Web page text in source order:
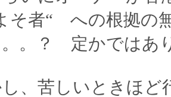
そ者“ への根拠の
。？ 定かではあ
し、苦しいときほど